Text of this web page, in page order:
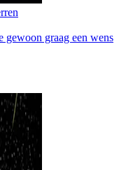
graag een wens